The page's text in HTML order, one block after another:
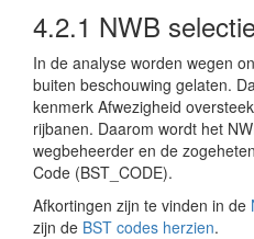
4.2.1 NWB
In de analyse worden wegen
buiten beschouwing gelaten.
kenmerk Afwezigheid
rijbanen. Daarom wordt het
wegbeheerder en de
Code (BST_CODE).
Afkortingen zijn te vinden in de
zijn de BST codes herzien.